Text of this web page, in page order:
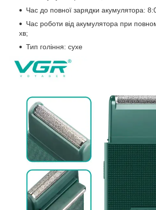
Час до повної зарядки акумулятора:
Час роботи від акумулятора при
хв;
Тип гоління: сухе